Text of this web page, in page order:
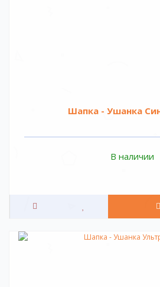
Шапка - Ушанка
В наличии